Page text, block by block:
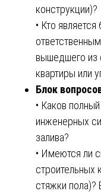
конструкции)?
• Кто
вышедшего из
квартиры или
Блок
• Каков
инженерных
залива?
• Имеются ли
строительных
стяжки пола)?